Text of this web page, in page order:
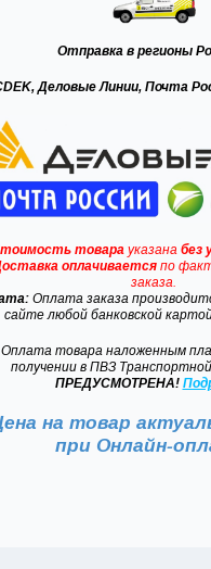
Отправка в регионы
Деловые Линии, Почта
товарауказана без
оплачиваетсяпо
заказа.
Оплата заказа
сайте любой банковской
Оплата товара наложенным
получении в ПВЗ
ПРЕДУСМОТРЕНА!
на товар
при Онлайн-